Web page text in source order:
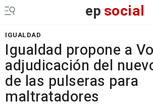
epsocial
IGUALDAD
Igualdad propone a
adjudicación del
de las pulseras para
maltratadores